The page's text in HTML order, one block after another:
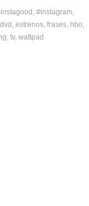
#instagram
dvd estrenos frases hbo
tv wattpad